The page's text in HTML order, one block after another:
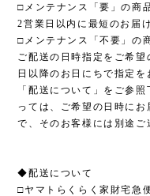
□メンテナンス「要」の商
2営業日以内に最短のお届
□メンテナンス「不要」の
ご配送の日時指定をご希
日以降のお日にちで指定
「配送について」をご参
っては、ご希望の日時に
で、そのお客様には別途ご
◆配送について
□ヤマトらくらく家財宅急